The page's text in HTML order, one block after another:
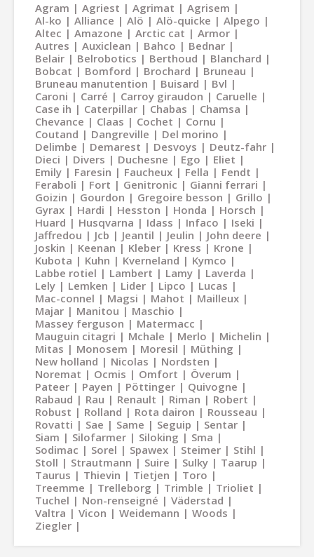
Agram Agriest Agrimat
Agrisem
Al-ko
Alliance Alö Alö-quicke
Alpego
Altec
Amazone Arctic cat
Armor
Autres
Auxiclean Bahco
Bednar
Belair
Belrobotics Berthoud
Blanchard
Bobcat
Bomford Brochard
Bruneau
Bruneau manutention
Buisard
Bvl
Caroni
Carré Carroy giraudon
Caruelle
Case ih
Caterpillar Chabas
Chamsa
Chevance
Claas Cochet
Cornu
Coutand
Dangreville
Del morino
Delimbe
Demarest Desvoys
Deutz-fahr
Dieci
Divers Duchesne Ego
Eliet
Emily
Faresin Faucheux Fella
Fendt
Feraboli
Fort Genitronic
Gianni ferrari
Goizin
Gourdon Gregoire besson
Grillo
Gyrax
Hardi Hesston Honda
Horsch
Huard
Husqvarna Idass Infaco
Iseki
Jaffredou
Jcb Jeantil Jeulin
John deere
Joskin
Keenan Kleber Kress
Krone
Kubota
Kuhn Kverneland
Kymco
Labbe rotiel
Lambert Lamy
Laverda
Lely
Lemken Lider Lipco
Lucas
Mac-connel
Magsi Mahot
Mailleux
Majar
Manitou
Maschio
Massey ferguson
Matermacc
Mauguin citagri
Mchale Merlo
Michelin
Mitas
Monosem Moresil
Müthing
New holland
Nicolas
Nordsten
Noremat
Ocmis Omfort
Överum
Pateer
Payen Pöttinger
Quivogne
Rabaud
Rau Renault Riman
Robert
Robust
Rolland Rota dairon
Rousseau
Rovatti
Sae Same Seguip
Sentar
Siam
Silofarmer Siloking
Sma
Sodimac
Sorel Spawex Steimer
Stihl
Stoll
Strautmann Suire Sulky
Taarup
Taurus
Thievin Tietjen
Toro
Treemme
Trelleborg Trimble
Trioliet
Tuchel
Non-renseigné
Väderstad
Valtra
Vicon Weidemann
Woods
Ziegler